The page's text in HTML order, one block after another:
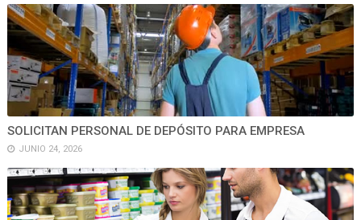
SOLICITAN PERSONAL DE DEPÓSITO PARA EMPRESA
JUNIO 24, 2026